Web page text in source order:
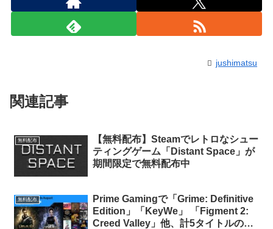
jushimatsu
関連記事
無料配布
【無料配布】Steamでレトロなシュー
ティングゲーム「Distant Space」が
期間限定で無料配布中
無料配布
Prime Gamingで「Grime: Definitive
Edition」「KeyWe」 「Figment 2:
Creed Valley」他、計5タイトルの無